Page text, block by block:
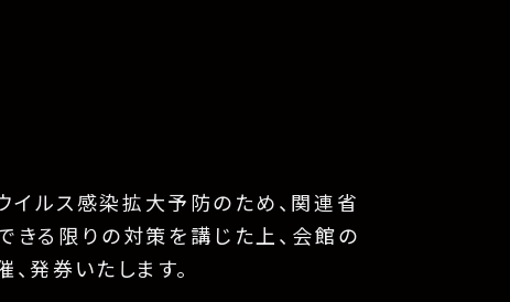
ルス感染拡大予防のため、関連省
きる限りの対策を講じた上、会館の
発券いたします。